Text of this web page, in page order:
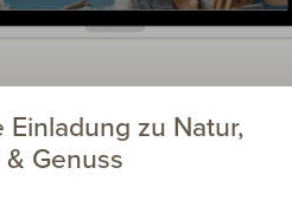
zu Natur,
Genuss